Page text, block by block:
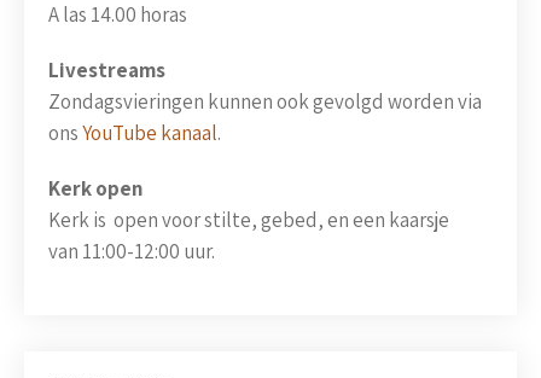
A las 14.00 horas
Livestreams
Zondagsvieringen kunnen ook gevolgd worden via
onsYouTube kanaal.
Kerk open
Kerk is open voor stilte, gebed, en een kaarsje
van 11:00-12:00 uur.